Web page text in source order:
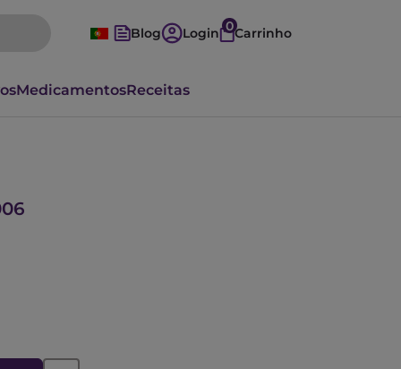
Blog Login 0Carrinho
MedicamentosReceitas